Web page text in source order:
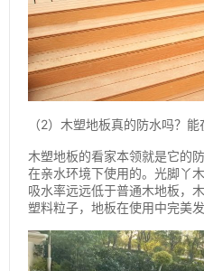
（2）木塑地板真的防水吗？
木塑地板的看家本领就是它的
在亲水环境下使用的。光脚丫
吸水率远远低于普通木地板，
塑料粒子，地板在使用中完美